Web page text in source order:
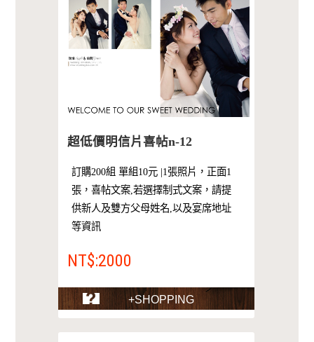
超低價明信片喜帖n-12
訂購200組 單組10元 |1張照片，正面1
張，喜帖文案,若選擇制式文案，請提
供新人及雙方父母姓名,以及宴席地址
等資訊
NT$:2000
+SHOPPING